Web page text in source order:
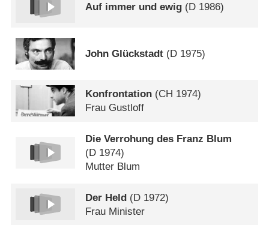
Auf immer und ewig (D 1986)
John Glückstadt (D 1975)
Konfrontation (CH 1974)
Frau Gustloff
Die Verrohung des Franz Blum
(D 1974)
Mutter Blum
Der Held (D 1972)
Frau Minister